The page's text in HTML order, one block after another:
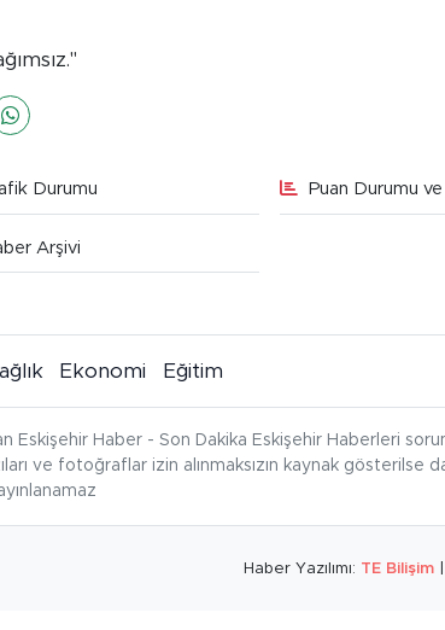
Durumu Puan Durumu
Arşivi
Ekonomi Eğitim
Eskişehir Haber - Son Dakika Eskişehir Haberleri
ve fotoğraflar izin alınmaksızın kaynak gösterilse
Haber Yazılımı: TE Bilişim